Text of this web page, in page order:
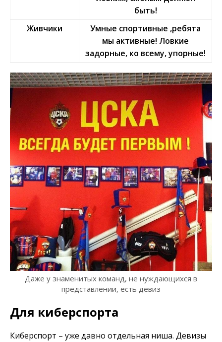
быть!
Живчики
Умные спортивные ,ребята
мы активные! Ловкие
задорные, ко всему, упорные!
Даже у знаменитых команд, не нуждающихся в
представлении, есть девиз
Для киберспорта
Киберспорт – уже давно отдельная ниша. Девизы